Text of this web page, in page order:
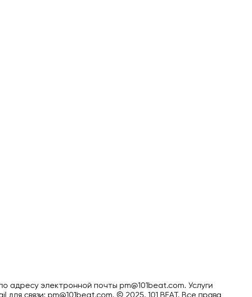
адресу электронной почты pm@101beat.com. Услуги